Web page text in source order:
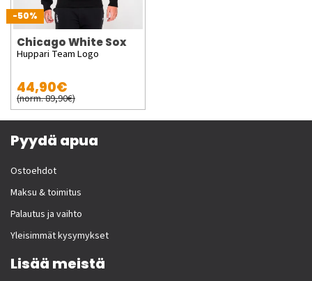
-50%
Chicago White Sox
Huppari Team Logo
44,90€
(norm. 89,90€)
Pyydä apua
Ostoehdot
Maksu & toimitus
Palautus ja vaihto
Yleisimmät kysymykset
Lisää meistä